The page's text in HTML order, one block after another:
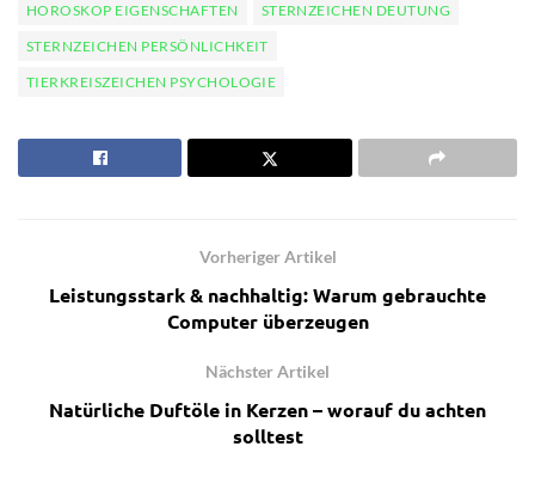
HOROSKOP EIGENSCHAFTEN
STERNZEICHEN DEUTUNG
STERNZEICHEN PERSÖNLICHKEIT
TIERKREISZEICHEN PSYCHOLOGIE
Vorheriger Artikel
Leistungsstark & nachhaltig: Warum gebrauchte
Computer überzeugen
Nächster Artikel
Natürliche Duftöle in Kerzen – worauf du achten
solltest